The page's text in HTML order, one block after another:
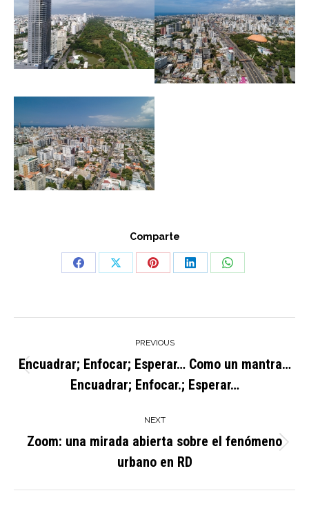
Comparte
Share
Share
Share
Share
Share
navigation
PREVIOUS
Previous
post:
Encuadrar; Enfocar; Esperar… Como un mantra…
Encuadrar; Enfocar.; Esperar…
NEXT
Next
post:
Zoom: una mirada abierta sobre el fenómeno
urbano en RD